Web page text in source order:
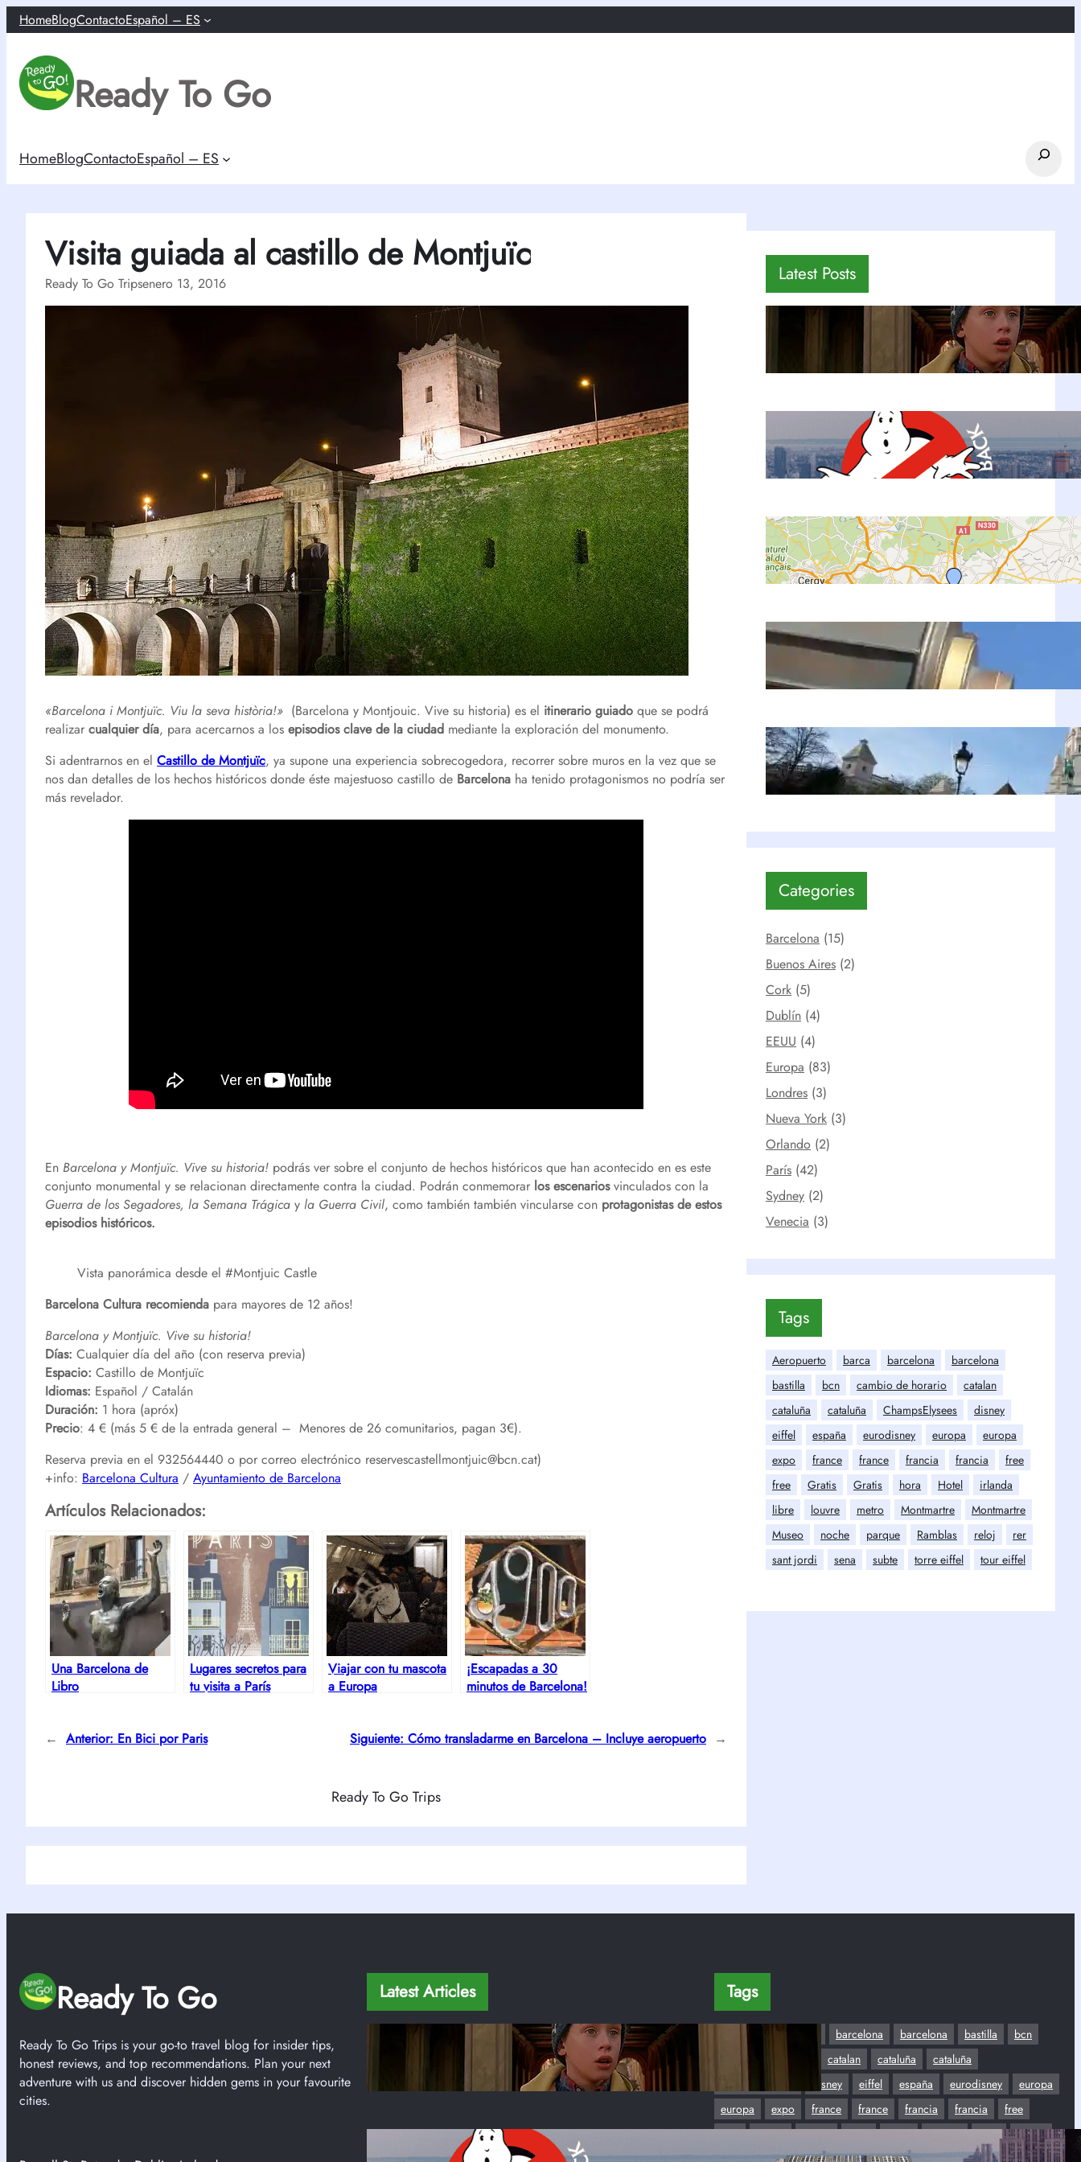
Saltar
al
contenido
HomeBlogContactoEspañol – ES
Ready To Go
HomeBlogContactoEspañol – ES Search
Visita guiada al castillo de Montjuïc
Ready To Go Tripsenero 13, 2016
«Barcelona i Montjuïc. Viu la seva història!» (Barcelona y Montjouic. Vive su historia) es el itinerario guiado que se podrá
realizar cualquier día, para acercarnos a los episodios clave de la ciudad mediante la exploración del monumento.
Si adentrarnos en el Castillo de Montjuïc, ya supone una experiencia sobrecogedora, recorrer sobre muros en la vez que se
nos dan detalles de los hechos históricos donde éste majestuoso castillo de Barcelona ha tenido protagonismos no podría ser
más revelador.
En Barcelona y Montjuïc. Vive su historia! podrás ver sobre el conjunto de hechos históricos que han acontecido en es este
conjunto monumental y se relacionan directamente contra la ciudad. Podrán conmemorar los escenariosvinculados con la
Guerra de los Segadores, la Semana Trágica y la Guerra Civil, como también también vincularse con protagonistas de estos
episodios históricos.
Vista panorámica desde el #Montjuic Castle
Barcelona Cultura recomienda para mayores de 12 años!
Barcelona y Montjuïc. Vive su historia!
Días: Cualquier día del año (con reserva previa)
Espacio: Castillo de Montjuïc
Idiomas: Español / Catalán
Duración: 1 hora (apróx)
Precio: 4 € (más 5 € de la entrada general – Menores de 26 comunitarios, pagan 3€).
Reserva previa en el 932564440 o por correo electrónico reservescastellmontjuic@bcn.cat)
+info: Barcelona Cultura / Ayuntamiento de Barcelona
Artículos Relacionados:
Una Barcelona de
Libro
Lugares secretos para
tu visita a París
Viajar con tu mascota
a Europa
¡Escapadas a 30
minutos de Barcelona!
← Anterior: En Bici por Paris Siguiente: Cómo transladarme en Barcelona – Incluye aeropuerto →
Ready To Go Trips
Latest Posts
Mi Pobre Angelito en Nueva York:
12 Locaciones Reales + Mapa 2026
Ene 22, 2026
Películas en Nueva York: 20+
Locaciones Famosas + Mapa 2026
Sep 10, 2022
Como llegar del Aeropuerto de
París al Centro
Sep 8, 2022
¿Vale la pena ir a Euro Disney en
París?
Ago 27, 2021
Montmartre: Top 5 de lugares
imperdibles | París
Ago 15, 2019
Categories
Barcelona (15)
Buenos Aires (2)
Cork (5)
Dublín (4)
EEUU (4)
Europa (83)
Londres (3)
Nueva York (3)
Orlando (2)
París (42)
Sydney (2)
Venecia (3)
Tags
Aeropuerto barca barcelona
barcelona
bastilla
bcn cambio de horario
catalan
cataluña
cataluña ChampsElysees
disney
eiffel
españa eurodisney europa
europa
expo
france france francia francia
free
free
Gratis Gratis hora Hotel
irlanda
libre
louvre metro Montmartre
Montmartre
Museo
noche parque Ramblas reloj
rer
sant jordi
sena subte torre eiffel tour eiffel
Ready To Go
Ready To Go Trips is your go-to travel blog for insider tips,
honest reviews, and top recommendations. Plan your next
adventure with us and discover hidden gems in your favourite
cities.
Latest Articles
Mi Pobre Angelito en Nueva York: 12
Locaciones Reales + Mapa 2026
Ene 22, 2026
Películas en Nueva York: 20+ Locaciones
Tags
Aeropuerto barcelona barcelona bastilla
bcn
catalan cataluña
cataluña
disney eiffel españa eurodisney
europa
europa
expo france france francia francia
free
free
Gratis Gratis hora Hotel irlanda libre
louvre